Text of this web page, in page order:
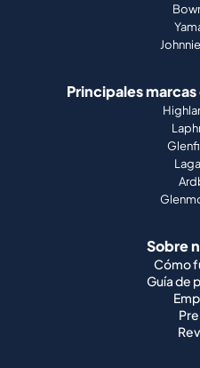
Principales
Sobre
Cómo
Guía de